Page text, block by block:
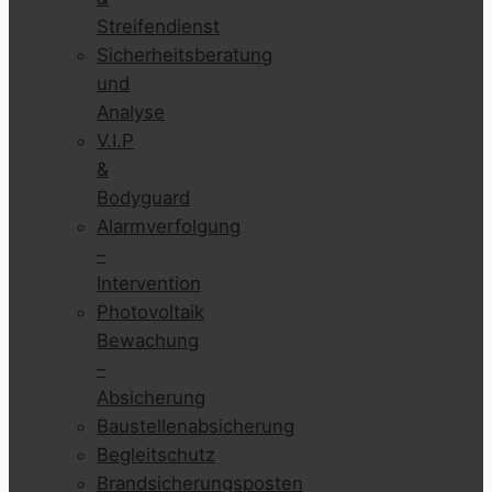
Streifendienst
Sicherheitsberatung
und
Analyse
V.I.P
&
Bodyguard
Alarmverfolgung
–
Intervention
Photovoltaik
Bewachung
–
Absicherung
Baustellenabsicherung
Begleitschutz
Brandsicherungsposten